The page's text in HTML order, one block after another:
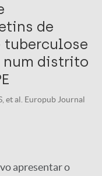
de
tuberculose
num distrito
et al. Europub Journal
apresentar o